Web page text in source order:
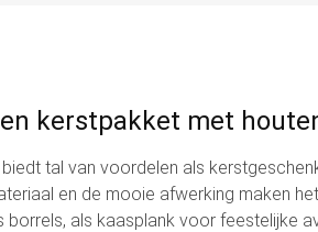
kerstpakket met
tal van voordelen als
en de mooie afwerking maken
borrels, als kaasplank voor feestelijke